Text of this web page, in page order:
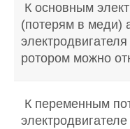
К основным
(потерям в меди)
ротором можно
К переменным